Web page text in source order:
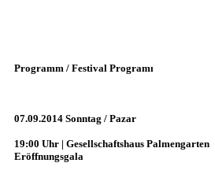
Programm / Festival Programı
07.09.2014 Sonntag / Pazar
19:00 Uhr | Gesellschaftshaus Palmengarten
Eröffnungsgala